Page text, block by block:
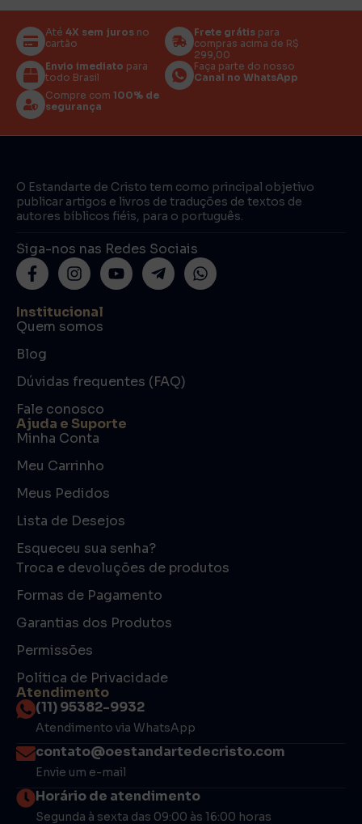
Até 4X sem juros no
cartão
Frete grátis para
compras acima de R$
299,00
Envio imediato para
todo Brasil
Faça parte do nosso
Canal no WhatsApp
Compre com 100% de
segurança
O Estandarte de Cristo tem como principal objetivo
publicar artigos e livros de traduções de textos de
autores bíblicos fiéis, para o português.
Siga-nos nas Redes Sociais
Institucional
Quem somos
Blog
Dúvidas frequentes (FAQ)
Fale conosco
Ajuda e Suporte
Minha Conta
Meu Carrinho
Meus Pedidos
Lista de Desejos
Esqueceu sua senha?
Troca e devoluções de produtos
Formas de Pagamento
Garantias dos Produtos
Permissões
Política de Privacidade
Atendimento
(11) 95382-9932
Atendimento via WhatsApp
contato@oestandartedecristo.com
Envie um e-mail
Horário de atendimento
Segunda à sexta das 09:00 às 16:00 horas